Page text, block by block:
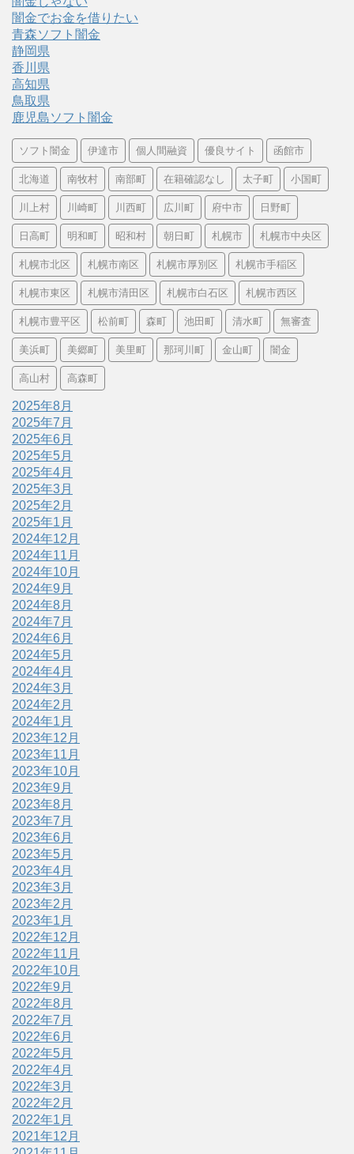
闇金でお金を借りたい
青森ソフト闇金
静岡県
香川県
高知県
鳥取県
鹿児島ソフト闇金
ソフト闇金 伊達市 個人間融資 優良サイト 函館市
北海道 南牧村 南部町 在籍確認なし 太子町 小国町
川上村 川崎町 川西町 広川町 府中市 日野町
日高町 明和町 昭和村 朝日町 札幌市 札幌市中央区
札幌市北区 札幌市南区 札幌市厚別区 札幌市手稲区
札幌市東区 札幌市清田区 札幌市白石区 札幌市西区
札幌市豊平区 松前町 森町 池田町 清水町 無審査
美浜町 美郷町 美里町 那珂川町 金山町 闇金
高山村 高森町
2025年8月
2025年7月
2025年6月
2025年5月
2025年4月
2025年3月
2025年2月
2025年1月
2024年12月
2024年11月
2024年10月
2024年9月
2024年8月
2024年7月
2024年6月
2024年5月
2024年4月
2024年3月
2024年2月
2024年1月
2023年12月
2023年11月
2023年10月
2023年9月
2023年8月
2023年7月
2023年6月
2023年5月
2023年4月
2023年3月
2023年2月
2023年1月
2022年12月
2022年11月
2022年10月
2022年9月
2022年8月
2022年7月
2022年6月
2022年5月
2022年4月
2022年3月
2022年2月
2022年1月
2021年12月